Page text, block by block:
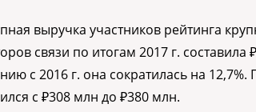
выручка участников рейтинга
связи по итогам 2017 г.
с 2016 г. она сократилась на 12,7%.
с ₽308 млн до ₽380 млн.